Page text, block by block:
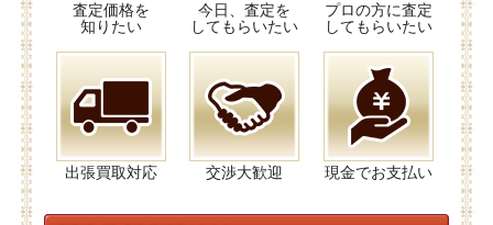
査定価格を
知りたい
今日、査定を
してもらいたい
プロの方に査定
してもらいたい
出張買取対応 交渉大歓迎 現金でお支払い